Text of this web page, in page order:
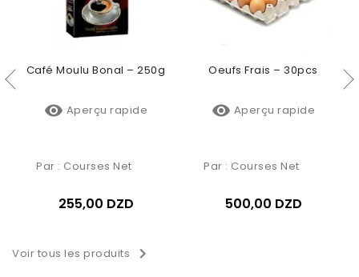
Oeufs Frais – 30pcs
 Aperçu rapide
Par : Courses Net
500,00 DZD
Courses Net
190,00 DZD
Voir tous les produits 